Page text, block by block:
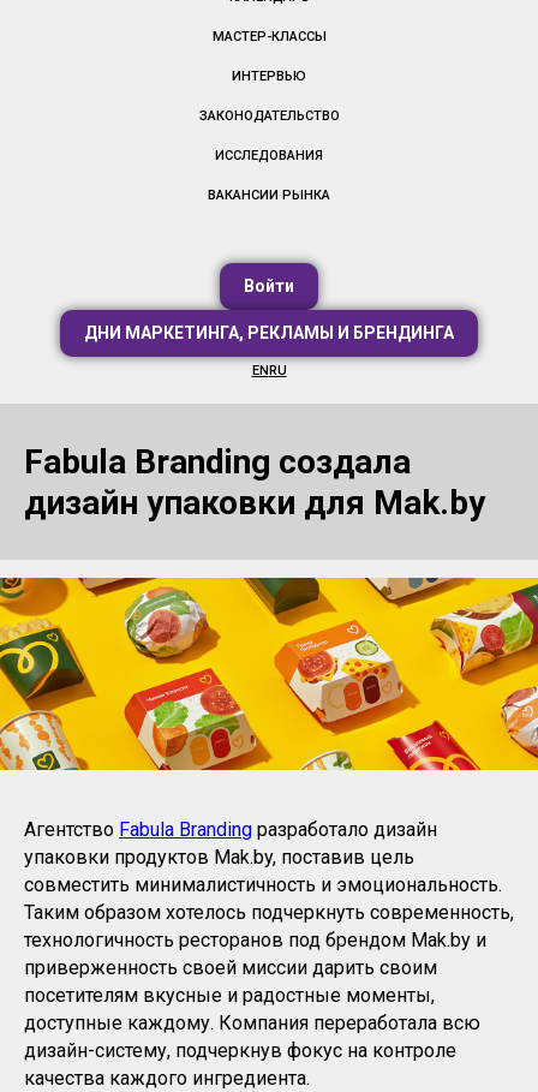
МАСТЕР-КЛАССЫ
ИНТЕРВЬЮ
ЗАКОНОДАТЕЛЬСТВО
ИССЛЕДОВАНИЯ
ВАКАНСИИ РЫНКА
Войти
ДНИ МАРКЕТИНГА, РЕКЛАМЫ И БРЕНДИНГА
EN RU
Fabula Branding создала
дизайн упаковки для Mak.by
Агентство Fabula Branding разработало дизайн
упаковки продуктов Mak.by, поставив цель
совместить минималистичность и эмоциональность.
Таким образом хотелось подчеркнуть современность,
технологичность ресторанов под брендом Mak.by и
приверженность своей миссии дарить своим
посетителям вкусные и радостные моменты,
доступные каждому. Компания переработала всю
дизайн-систему, подчеркнув фокус на контроле
качества каждого ингредиента.